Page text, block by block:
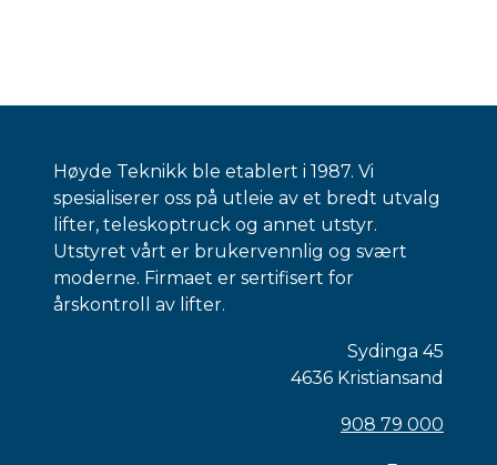
Høyde Teknikk ble etablert i 1987. Vi
spesialiserer oss på utleie av et bredt utvalg
lifter, teleskoptruck og annet utstyr.
Utstyret vårt er brukervennlig og svært
moderne. Firmaet er sertifisert for
årskontroll av lifter.
Sydinga 45
4636 Kristiansand
908 79 000